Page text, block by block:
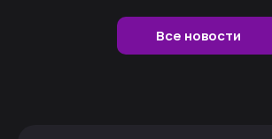
Все новости